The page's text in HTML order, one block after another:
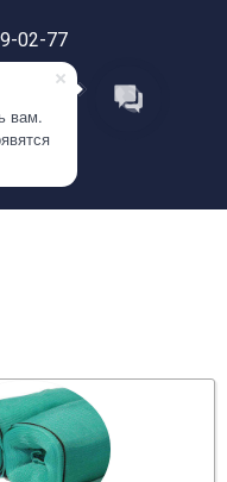
вам.
02-77
21-77
304